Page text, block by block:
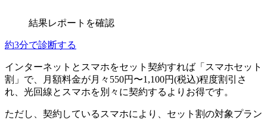
結果レポートを確認
約3分で診断する
インターネットとスマホをセット契約すれば「スマホセット
割」で、月額料金が月々550円〜1,100円(税込)程度割引さ
れ、光回線とスマホを別々に契約するよりお得です。
ただし、契約しているスマホにより、セット割の対象プラン